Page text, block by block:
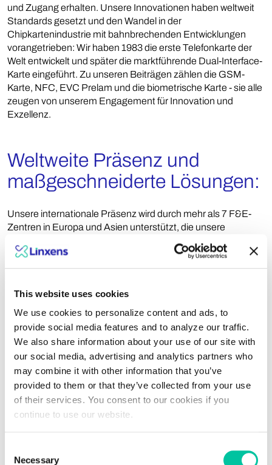
This website uses cookies
We use cookies to personalize content and ads, to
provide social media features and to analyze our traffic.
We also share information about your use of our site with
our social media, advertising and analytics partners who
may combine it with other information that you’ve
provided to them or that they’ve collected from your use
of their services. You consent to our cookies if you
continue to use our website.
Selection
Necessary
und Zugang erhalten. Unsere Innovationen haben weltweit
Standards gesetzt und den Wandel in der
Chipkartenindustrie mit bahnbrechenden Entwicklungen
vorangetrieben: Wir haben 1983 die erste Telefonkarte der
Welt entwickelt und später die marktführende Dual-Interface-
Karte eingeführt. Zu unseren Beiträgen zählen die GSM-
Karte, NFC, EVC Prelam und die biometrische Karte - sie alle
zeugen von unserem Engagement für Innovation und
Exzellenz.
Weltweite Präsenz und
maßgeschneiderte Lösungen:
Unsere internationale Präsenz wird durch mehr als 7 F&E-
Zentren in Europa und Asien unterstützt, die unsere
Vom Design bis zum Rapid Prototyping setzen wir unsere
fortschrittlichen Laser- und Ätztechnologien ein, um die
die Grenzen des Machbaren kontinuierlich zu erweitern.
Organisches und